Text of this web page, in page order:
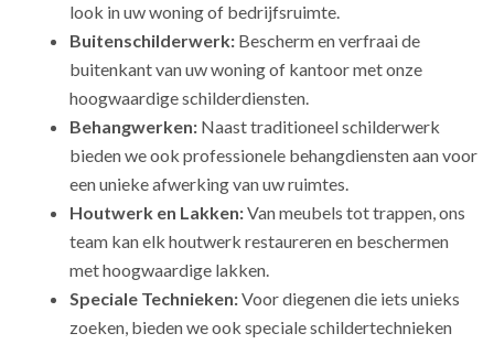
look in uw woning of bedrijfsruimte.
Buitenschilderwerk: Bescherm en verfraai de
buitenkant van uw woning of kantoor met onze
hoogwaardige schilderdiensten.
Behangwerken: Naast traditioneel schilderwerk
bieden we ook professionele behangdiensten aan voor
een unieke afwerking van uw ruimtes.
Houtwerk en Lakken:Van meubels tot trappen, ons
team kan elk houtwerk restaureren en beschermen
met hoogwaardige lakken.
Speciale Technieken:Voor diegenen die iets unieks
zoeken, bieden we ook speciale schildertechnieken